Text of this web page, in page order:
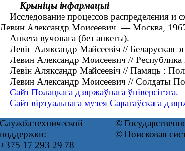
Крыніцы інфармацыі
Исследование процессов распределения и
Левин Александр Моисеевич. — Москва,
Анкета вучонага (без анкеты).
Левін Аляксандр Майсеевіч //
Левин Александр Моисеевич //
Левін Аляксандр Майсеевіч // Памяць :
Левин Александр Моисеевич // Солдаты
Сайт Полацкага дзяржаўнага ўніверсітэта.
Сайт віртуальнага музея Саратаўскага
Служба технической
поддержки:
+375 17 293 29 78
©
© Поисковая